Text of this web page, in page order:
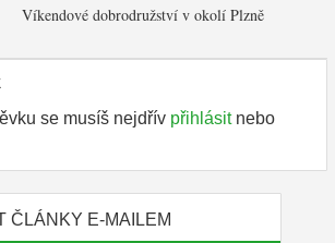
Víkendové dobrodružství v okolí Plzně
se musíš nejdřív přihlásitnebo
ČLÁNKY E-MAILEM